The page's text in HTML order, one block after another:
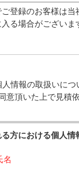
登録のお客様は当
る場合がございま
人情報の取扱いに
意頂いた上で見積
方における個人情
名